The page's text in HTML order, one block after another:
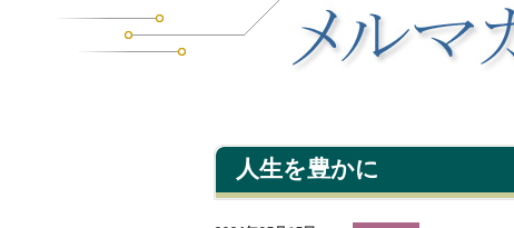
人生を豊かに